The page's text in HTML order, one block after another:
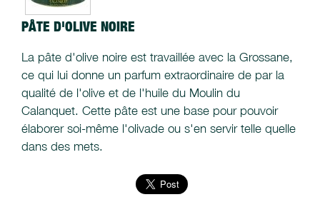
PÂTE D'OLIVE NOIRE
La pâte d'olive noire est travaillée avec la Grossane,
ce qui lui donne un parfum extraordinaire de par la
qualité de l'olive et de l'huile du Moulin du
Calanquet. Cette pâte est une base pour pouvoir
élaborer soi-même l'olivade ou s'en servir telle quelle
dans des mets.